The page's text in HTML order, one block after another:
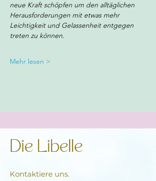
neue Kraft schöpfen um den alltäglichen
Herausforderungen mit etwas mehr
Leichtigkeit und Gelassenheit entgegen
treten zu können.
Mehr lesen >
Die Libelle
Kontaktiere uns.